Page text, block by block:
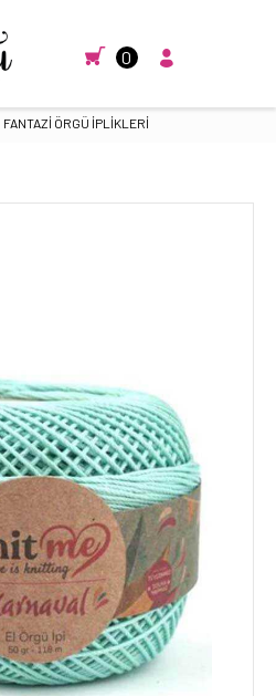
0
FANTAZİ ÖRGÜ İPLİKLERİ